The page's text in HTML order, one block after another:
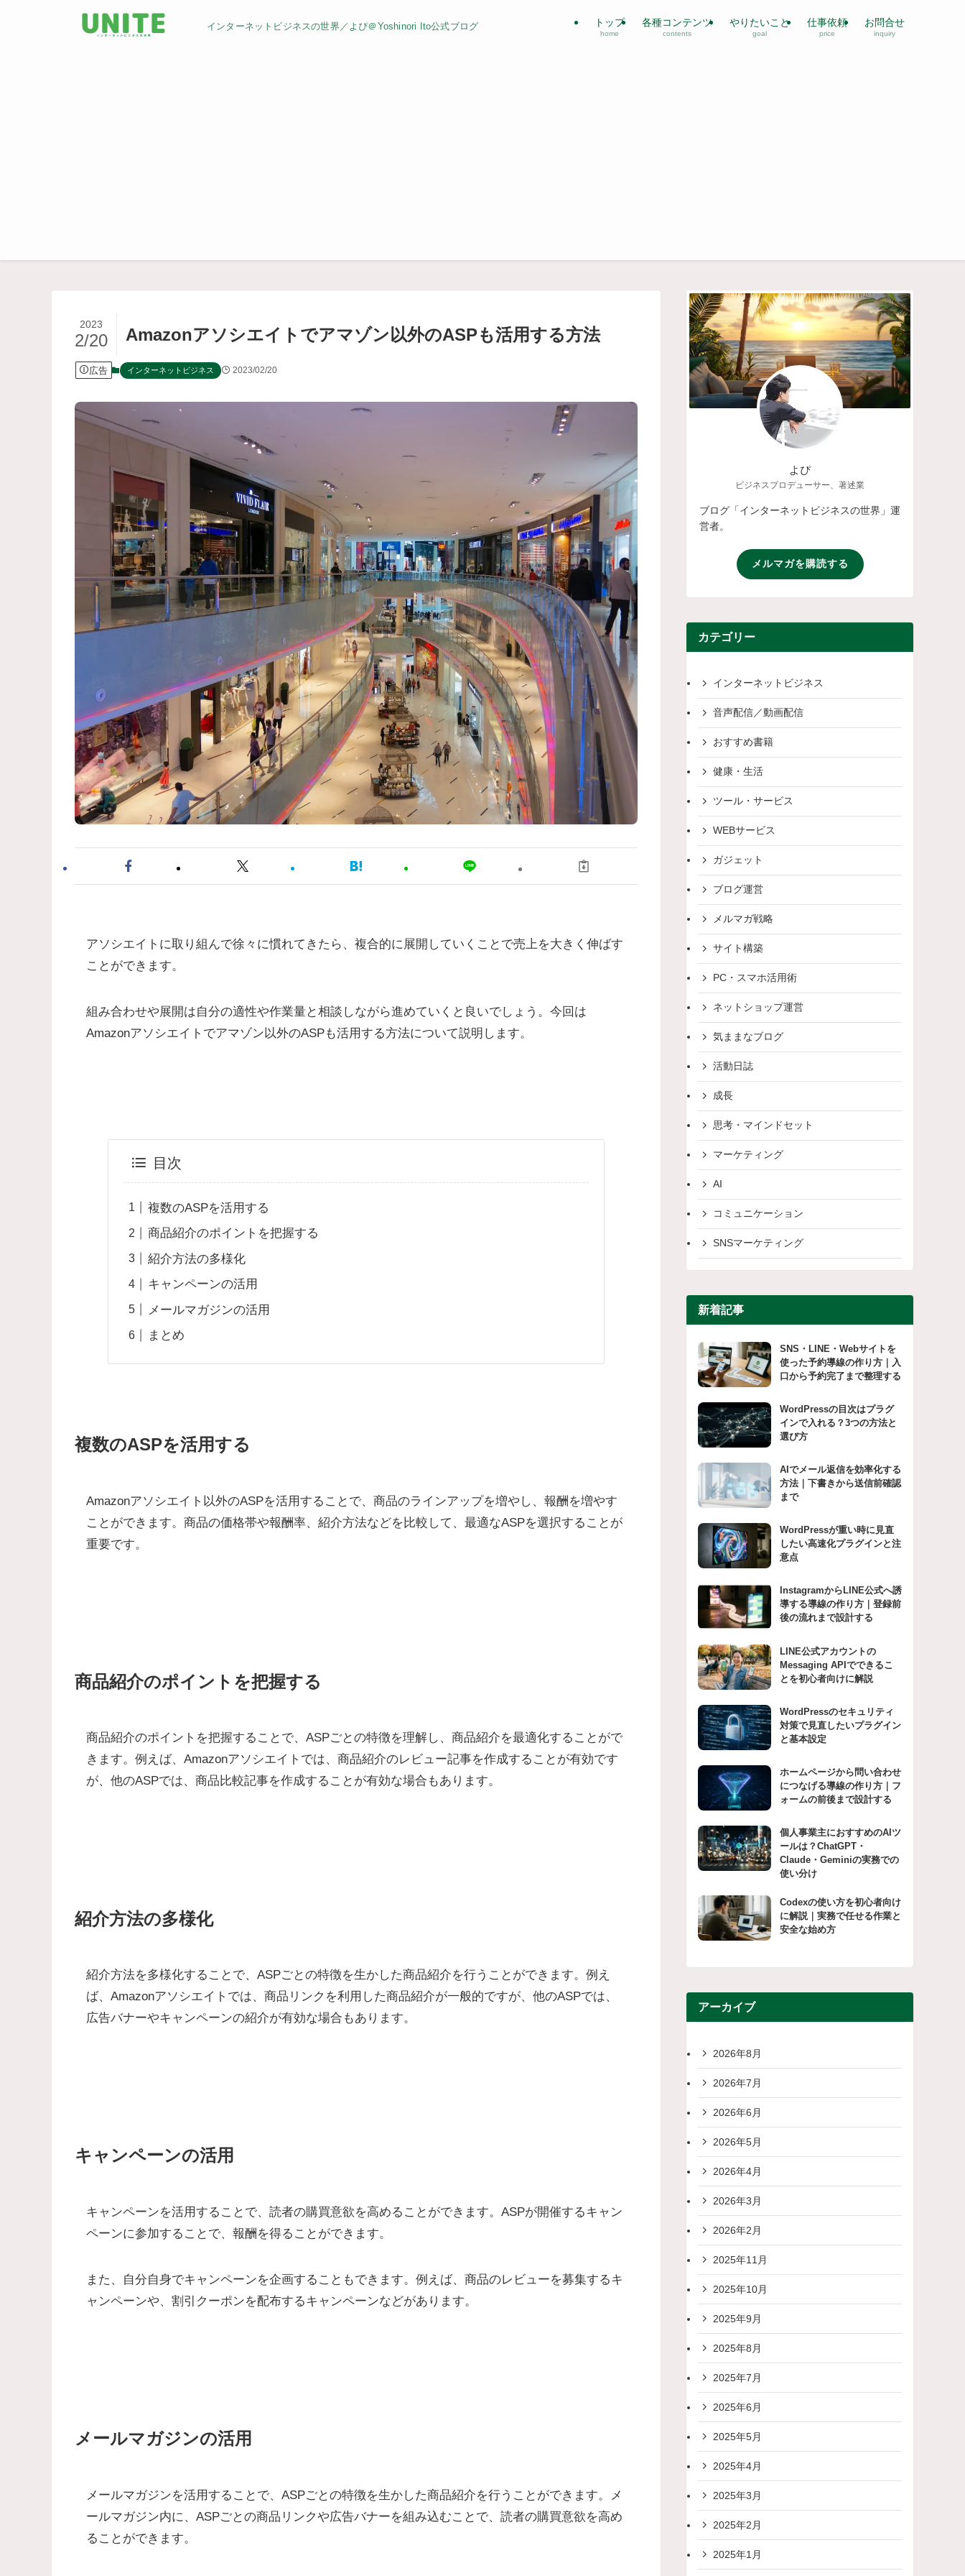
インターネットビジネスの世界／よぴ＠Yoshinori Ito公式ブログ トップ
home
各種コンテンツ
contents
やりたいこと
goal
仕事依頼
price
お問合せ
inquiry
Amazonアソシエイトでアマゾン以外のASPも活用する方法
2023
2/20
広告 インターネットビジネス 2023/02/20
アソシエイトに取り組んで徐々に慣れてきたら、複合的に展開していくことで売上を大きく伸ばす
ことができます。
組み合わせや展開は自分の適性や作業量と相談しながら進めていくと良いでしょう。今回は
Amazonアソシエイトでアマゾン以外のASPも活用する方法について説明します。
目次
複数のASPを活用する
商品紹介のポイントを把握する
紹介方法の多様化
キャンペーンの活用
メールマガジンの活用
まとめ
複数のASPを活用する
Amazonアソシエイト以外のASPを活用することで、商品のラインアップを増やし、報酬を増やす
ことができます。商品の価格帯や報酬率、紹介方法などを比較して、最適なASPを選択することが
重要です。
商品紹介のポイントを把握する
商品紹介のポイントを把握することで、ASPごとの特徴を理解し、商品紹介を最適化することがで
きます。例えば、Amazonアソシエイトでは、商品紹介のレビュー記事を作成することが有効です
が、他のASPでは、商品比較記事を作成することが有効な場合もあります。
紹介方法の多様化
紹介方法を多様化することで、ASPごとの特徴を生かした商品紹介を行うことができます。例え
ば、Amazonアソシエイトでは、商品リンクを利用した商品紹介が一般的ですが、他のASPでは、
広告バナーやキャンペーンの紹介が有効な場合もあります。
キャンペーンの活用
キャンペーンを活用することで、読者の購買意欲を高めることができます。ASPが開催するキャン
ペーンに参加することで、報酬を得ることができます。
また、自分自身でキャンペーンを企画することもできます。例えば、商品のレビューを募集するキ
ャンペーンや、割引クーポンを配布するキャンペーンなどがあります。
メールマガジンの活用
メールマガジンを活用することで、ASPごとの特徴を生かした商品紹介を行うことができます。メ
ールマガジン内に、ASPごとの商品リンクや広告バナーを組み込むことで、読者の購買意欲を高め
ることができます。
よぴ
ビジネスプロデューサー、著述業
ブログ「インターネットビジネスの世界」運
営者。
メルマガを購読する
カテゴリー
インターネットビジネス
音声配信／動画配信
おすすめ書籍
健康・生活
ツール・サービス
WEBサービス
ガジェット
ブログ運営
メルマガ戦略
サイト構築
PC・スマホ活用術
ネットショップ運営
気ままなブログ
活動日誌
成長
思考・マインドセット
マーケティング
AI
コミュニケーション
SNSマーケティング
新着記事
SNS・LINE・Webサイトを
使った予約導線の作り方｜入
口から予約完了まで整理する
WordPressの目次はプラグ
インで入れる？3つの方法と
選び方
AIでメール返信を効率化する
方法｜下書きから送信前確認
まで
WordPressが重い時に見直
したい高速化プラグインと注
意点
InstagramからLINE公式へ誘
導する導線の作り方｜登録前
後の流れまで設計する
LINE公式アカウントの
Messaging APIでできるこ
とを初心者向けに解説
WordPressのセキュリティ
対策で見直したいプラグイン
と基本設定
ホームページから問い合わせ
につなげる導線の作り方｜フ
ォームの前後まで設計する
個人事業主におすすめのAIツ
ールは？ChatGPT・
Claude・Geminiの実務での
使い分け
Codexの使い方を初心者向け
に解説｜実務で任せる作業と
安全な始め方
アーカイブ
2026年8月
2026年7月
2026年6月
2026年5月
2026年4月
2026年3月
2026年2月
2025年11月
2025年10月
2025年9月
2025年8月
2025年7月
2025年6月
2025年5月
2025年4月
2025年3月
2025年2月
2025年1月